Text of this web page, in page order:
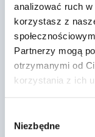
analizować ruch
korzystasz z
Partnerzy mogą
otrzymanymi od
korzystania z ich
zgody
Niezbędne